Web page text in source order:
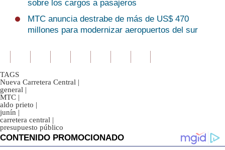
sobre los cargos a pasajeros
MTC anuncia destrabe de más de US$ 470
millones para modernizar aeropuertos del sur
TAGS
Nueva Carretera Central |
general |
MTC |
aldo prieto |
junín |
carretera central |
presupuesto público